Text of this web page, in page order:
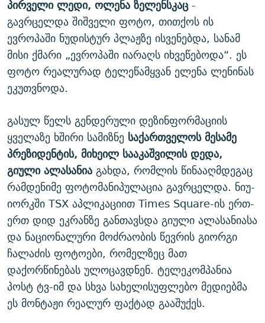
პირველი ლედი, ოლენა ზელენსკაც-
გავრცელდა შიშველი ფოტო, თითქოს ის
ევროპაში ნუდისტურ პლაჟზე ისვენებდა, სანამ
მისი ქმარი „ევროპაში იარაღს იხვეწებოდა“. ეს
ფოტო რეალურად ტელეწამყვან ელენა ლენინას
ეკუთვნოდა.
გასულ წელს გენდერული დეზინფორმაციის
ყველაზე ხშირი სამიზნე საქართველოს მესამე
პრეზიდენტის, მიხეილ სააკაშვილის დედა,
გიული ალასანიაგახდა, რომლის წინააღმდეგაც
რამდენიმე ფოტომანიპულაცია გავრცელდა. ნიუ-
იორკში TSX აპლიკაციით Times Square-ის ერთ-
ერთ დიდ ეკრანზე განთავსდა გიული ალასანიასა
და ნაციონალური მოძრაობის წევრის გიორგი
ჩალაძის ფოტოები, რომელზეც მათ
დაქორწინებას ულოცავდნენ. ტელეკომპანია
პოსტ ტვ-იმ და სხვა სახელისუფლებო მედიებმა
ეს მონტაჟი რეალურ ფაქტად გააშუქეს.